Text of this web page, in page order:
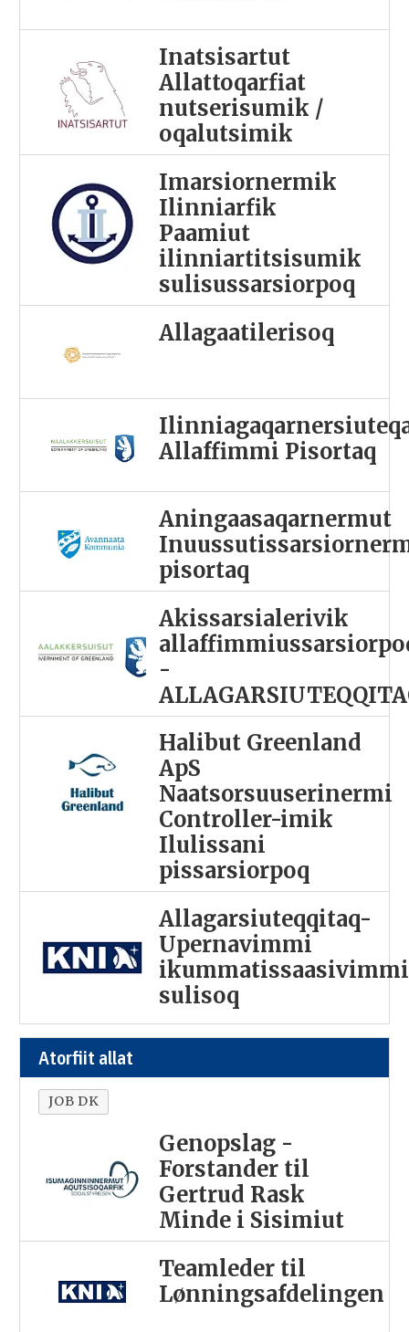
Inatsisartut
Allattoqarfiat
nutserisumik /
oqalutsimik
Imarsiornermik
Ilinniarfik
Paamiut
ilinniartitsisumik
sulisussarsiorpoq
Allagaatilerisoq
Allaffimmi Pisortaq
Aningaasaqarnermut
pisortaq
Akissarsialerivik
-
Halibut Greenland
ApS
Naatsorsuuserinermi
Controller-imik
Ilulissani
pissarsiorpoq
Allagarsiuteqqitaq-
Upernavimmi
ikummatissaasivimmi
sulisoq
Atorfiit allat
JOB DK
Genopslag -
Forstander til
Gertrud Rask
Minde i Sisimiut
Teamleder til
Lønningsafdelingen